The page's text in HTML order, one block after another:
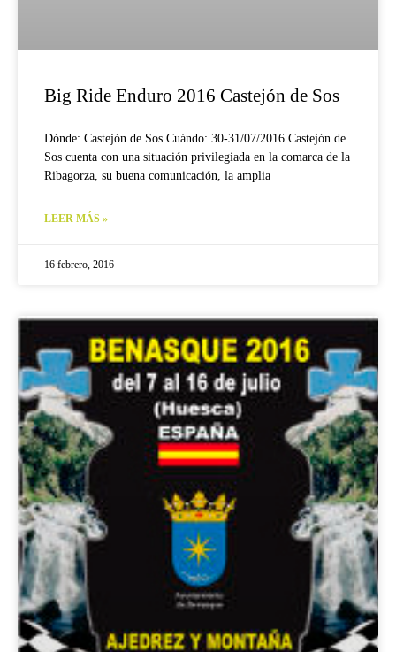
Big Ride Enduro 2016 Castejón de Sos
Dónde: Castejón de Sos Cuándo: 30-31/07/2016 Castejón de
Sos cuenta con una situación privilegiada en la comarca de la
Ribagorza, su buena comunicación, la amplia
LEER MÁS »
16 febrero, 2016